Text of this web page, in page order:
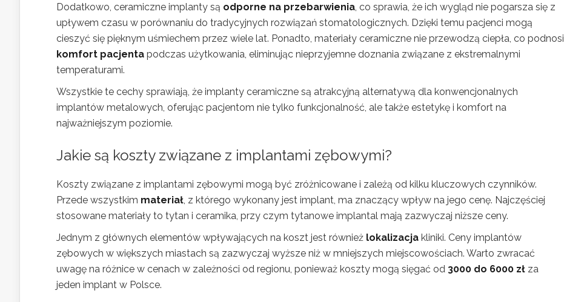
Dodatkowo, ceramiczne implanty są odporne na przebarwienia , co sprawia, że ich wygląd nie pogarsza się z
upływem czasu w porównaniu do tradycyjnych rozwiązań stomatologicznych. Dzięki temu pacjenci mogą
cieszyć się pięknym uśmiechem przez wiele lat. Ponadto, materiały ceramiczne nie przewodzą ciepła, co podnosi
komfort pacjenta podczas użytkowania, eliminując nieprzyjemne doznania związane z ekstremalnymi
temperaturami.
Wszystkie te cechy sprawiają, że implanty ceramiczne są atrakcyjną alternatywą dla konwencjonalnych
implantów metalowych, oferując pacjentom nie tylko funkcjonalność, ale także estetykę i komfort na
najważniejszym poziomie.
Jakie są koszty związane z implantami zębowymi?
Koszty związane z implantami zębowymi mogą być zróżnicowane i zależą od kilku kluczowych czynników.
Przede wszystkim materiał , z którego wykonany jest implant, ma znaczący wpływ na jego cenę. Najczęściej
stosowane materiały to tytan i ceramika, przy czym tytanowe implantal mają zazwyczaj niższe ceny.
Jednym z głównych elementów wpływających na koszt jest również lokalizacja kliniki. Ceny implantów
zębowych w większych miastach są zazwyczaj wyższe niż w mniejszych miejscowościach. Warto zwracać
uwagę na różnice w cenach w zależności od regionu, ponieważ koszty mogą sięgać od 3000 do 6000 zł za
jeden implant w Polsce.